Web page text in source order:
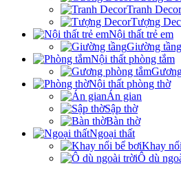
Tranh Decor
Tượng
Nội thất trẻ em
Giường tầng
Nội thất phòng tắm
Nội thất phòng thờ
Án gian
Sập thờ
Bàn thờ
Ngoại thất
Khay
Ô dù